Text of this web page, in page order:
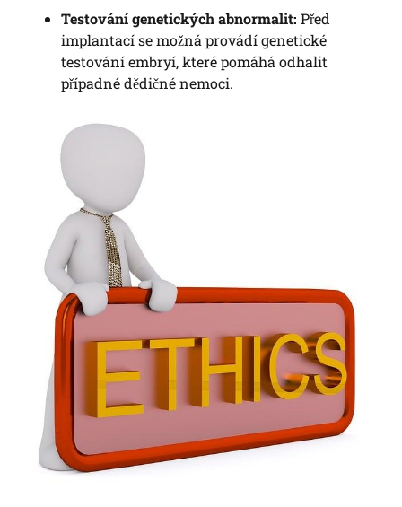
Testování genetických abnormalit: Před
implantací se možná provádí genetické
testování embryí, které pomáhá odhalit
případné dědičné nemoci.